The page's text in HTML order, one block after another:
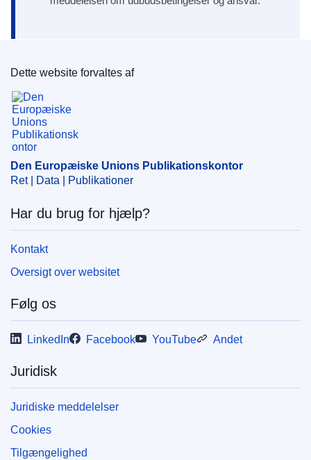
Den Europæiske Unions Publikationskontor
Dette website forvaltes af
Den Europæiske Unions Publikationskontor
Ret | Data | Publikationer
Har du brug for hjælp?
Kontakt
Oversigt over websitet
Følg os
LinkedIn Facebook YouTube Andet
Juridisk
Juridiske meddelelser
Cookies
Tilgængelighed